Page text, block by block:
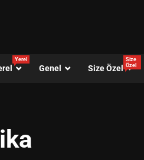
Yerel
Genel Size Özel
Size
Özel